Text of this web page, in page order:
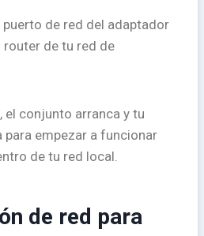
puerto de red del adaptador
router de tu red de
el conjunto arranca y tu
empezar a funcionar
de tu red local.
de red para